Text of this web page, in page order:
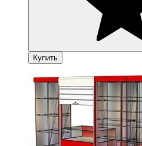
Купить